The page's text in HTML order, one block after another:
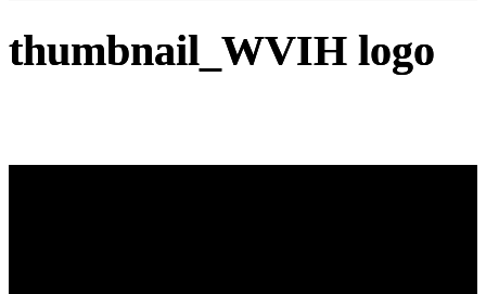
thumbnail_WVIH logo